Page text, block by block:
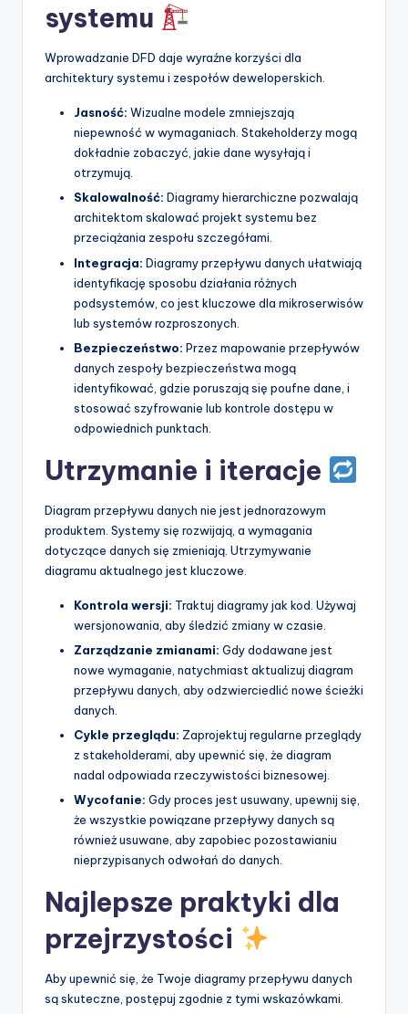
systemu
Wprowadzanie DFD daje wyraźne korzyści dla
architektury systemu i zespołów deweloperskich.
Jasność: Wizualne modele zmniejszają
niepewność w wymaganiach. Stakeholderzy mogą
dokładnie zobaczyć, jakie dane wysyłają i
otrzymują.
Skalowalność: Diagramy hierarchiczne pozwalają
architektom skalować projekt systemu bez
przeciążania zespołu szczegółami.
Integracja: Diagramy przepływu danych ułatwiają
identyfikację sposobu działania różnych
podsystemów, co jest kluczowe dla mikroserwisów
lub systemów rozproszonych.
Bezpieczeństwo: Przez mapowanie przepływów
danych zespoły bezpieczeństwa mogą
identyfikować, gdzie poruszają się poufne dane, i
stosować szyfrowanie lub kontrole dostępu w
odpowiednich punktach.
Utrzymanie i iteracje
Diagram przepływu danych nie jest jednorazowym
produktem. Systemy się rozwijają, a wymagania
dotyczące danych się zmieniają. Utrzymywanie
diagramu aktualnego jest kluczowe.
Kontrola wersji: Traktuj diagramy jak kod. Używaj
wersjonowania, aby śledzić zmiany w czasie.
Zarządzanie zmianami: Gdy dodawane jest
nowe wymaganie, natychmiast aktualizuj diagram
przepływu danych, aby odzwierciedlić nowe ścieżki
danych.
Cykle przeglądu: Zaprojektuj regularne przeglądy
z stakeholderami, aby upewnić się, że diagram
nadal odpowiada rzeczywistości biznesowej.
Wycofanie: Gdy proces jest usuwany, upewnij się,
że wszystkie powiązane przepływy danych są
również usuwane, aby zapobiec pozostawianiu
nieprzypisanych odwołań do danych.
Najlepsze praktyki dla
przejrzystości
Aby upewnić się, że Twoje diagramy przepływu danych
są skuteczne, postępuj zgodnie z tymi wskazówkami.